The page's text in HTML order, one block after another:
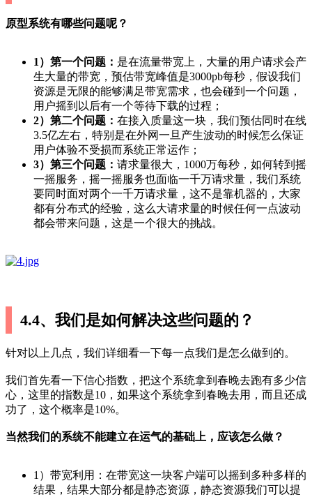
原型系统有哪些问题呢？
1）第一个问题： 是在流量带宽上，大量的用户请求会产
生大量的带宽，预估带宽峰值是3000pb每秒，假设我们
资源是无限的能够满足带宽需求，也会碰到一个问题，
用户摇到以后有一个等待下载的过程；
2）第二个问题： 在接入质量这一块，我们预估同时在线
3.5亿左右，特别是在外网一旦产生波动的时候怎么保证
用户体验不受损而系统正常运作；
3）第三个问题： 请求量很大，1000万每秒，如何转到摇
一摇服务，摇一摇服务也面临一千万请求量，我们系统
要同时面对两个一千万请求量，这不是靠机器的，大家
都有分布式的经验，这么大请求量的时候任何一点波动
都会带来问题，这是一个很大的挑战。
4.4、我们是如何解决这些问题的？
针对以上几点，我们详细看一下每一点我们是怎么做到的。
我们首先看一下信心指数，把这个系统拿到春晚去跑有多少信
心，这里的指数是10，如果这个系统拿到春晚去用，而且还成
功了，这个概率是10%。
当然我们的系统不能建立在运气的基础上，应该怎么做？
1）带宽利用：在带宽这一块客户端可以摇到多种多样的
结果，结果大部分都是静态资源，静态资源我们可以提